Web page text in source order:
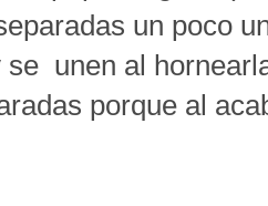
un poco
se unen al
porque al